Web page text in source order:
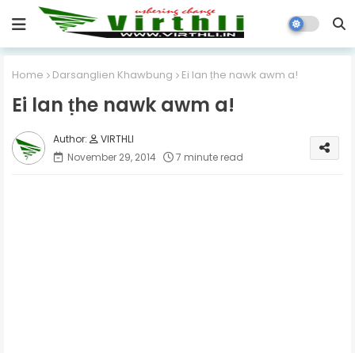
Home Darsanglien Khawbung Ei lan ṭhe nawk awm a!
Ei lan ṭhe nawk awm a!
VIRTHLI
November 29, 2014
7 minute read